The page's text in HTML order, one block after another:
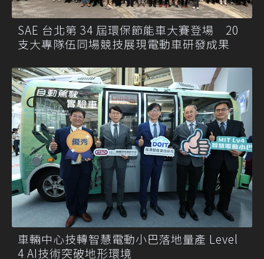
SAE 台北第 34 屆環保節能車大賽登場 20
支大專隊伍同場競技展現電動車研發成果
車輛中心技轉智慧電動小巴落地量產 Level
4 AI技術突破地形環境